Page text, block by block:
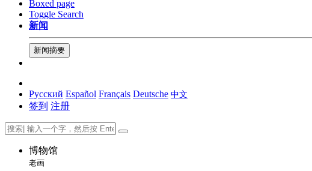
Boxed page
Toggle Search
新闻
新闻摘要
Русский Español Français Deutsche 中文
签到 注册
博物馆
老画